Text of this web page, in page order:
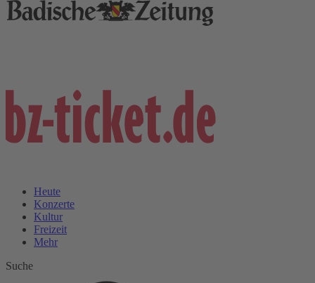
Heute
Konzerte
Kultur
Freizeit
Mehr
Suche